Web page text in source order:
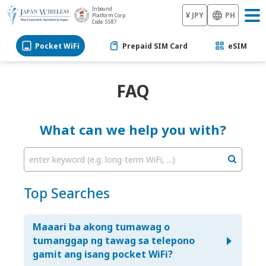
Inbound
Platform Corp.
Code: 5587
¥ JPY PH
Pocket WiFi Prepaid SIM Card eSIM
FAQ
What can we help you with?
enter keyword (e.g. long-term WiFi, ...)
Top Searches
Maaari ba akong tumawag o
tumanggap ng tawag sa telepono
gamit ang isang pocket WiFi?